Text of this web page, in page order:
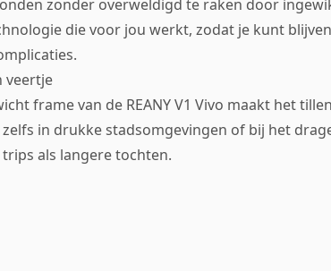
zonder overweldigd te raken door
die voor jou werkt, zodat je kunt
veertje
frame van de REANY V1 Vivo maakt het
in drukke stadsomgevingen of bij het
als langere tochten.